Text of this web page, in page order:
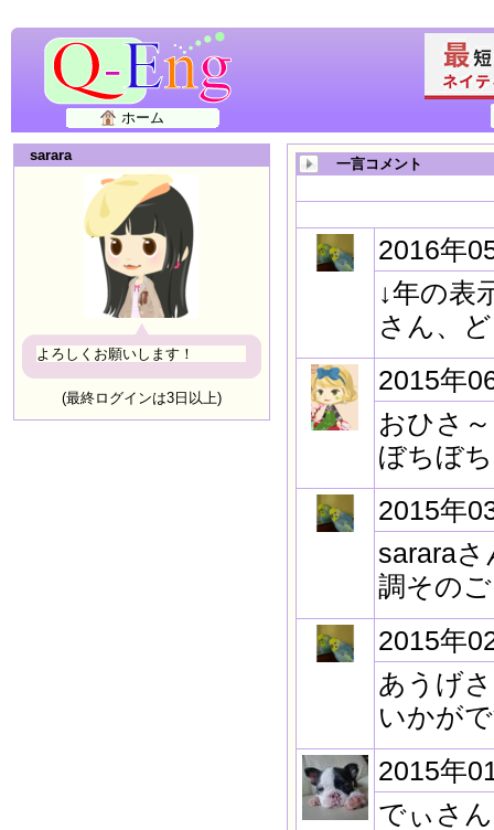
ホーム
sarara
よろしくお願いします！
(最終ログインは3日以上)
一言コメント
2016年
↓年の表
さん、
2015年
おひさ
ぼちぼ
2015年
sarara
調その
2015年
あうげ
いかが
2015年
でぃさ